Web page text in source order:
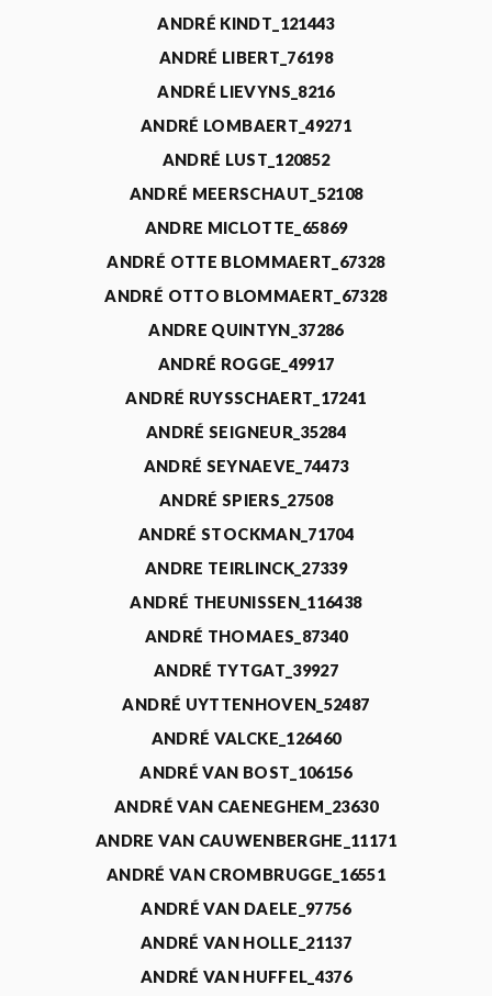
ANDRÉ KINDT_121443
ANDRÉ LIBERT_76198
ANDRÉ LIEVYNS_8216
ANDRÉ LOMBAERT_49271
ANDRÉ LUST_120852
ANDRÉ MEERSCHAUT_52108
ANDRE MICLOTTE_65869
ANDRÉ OTTE BLOMMAERT_67328
ANDRÉ OTTO BLOMMAERT_67328
ANDRE QUINTYN_37286
ANDRÉ ROGGE_49917
ANDRÉ RUYSSCHAERT_17241
ANDRÉ SEIGNEUR_35284
ANDRÉ SEYNAEVE_74473
ANDRÉ SPIERS_27508
ANDRÉ STOCKMAN_71704
ANDRE TEIRLINCK_27339
ANDRÉ THEUNISSEN_116438
ANDRÉ THOMAES_87340
ANDRÉ TYTGAT_39927
ANDRÉ UYTTENHOVEN_52487
ANDRÉ VALCKE_126460
ANDRÉ VAN BOST_106156
ANDRÉ VAN CAENEGHEM_23630
ANDRE VAN CAUWENBERGHE_11171
ANDRÉ VAN CROMBRUGGE_16551
ANDRÉ VAN DAELE_97756
ANDRÉ VAN HOLLE_21137
ANDRÉ VAN HUFFEL_4376